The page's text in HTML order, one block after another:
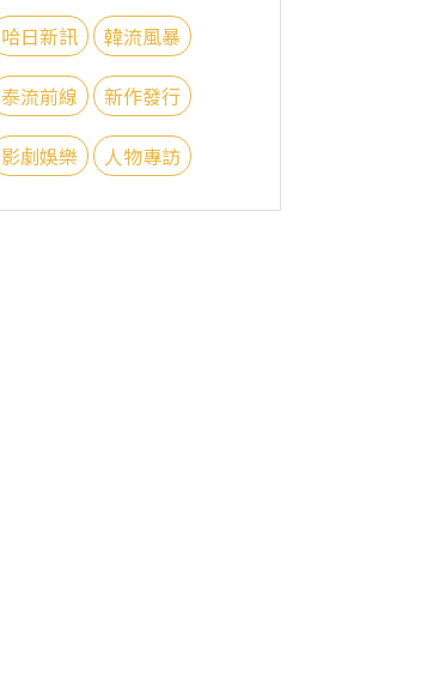
哈日新訊 韓流風暴
泰流前線 新作發行
影劇娛樂 人物專訪